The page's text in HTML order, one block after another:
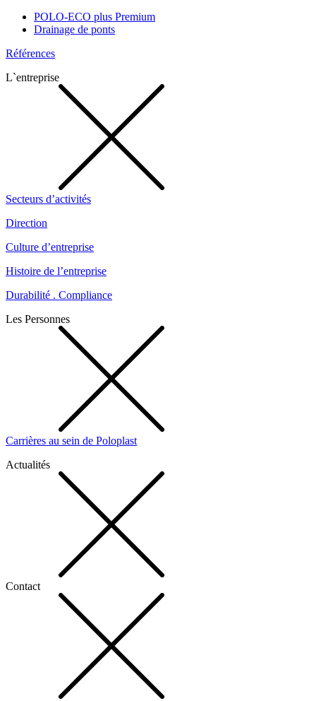
POLO-ECO plus Premium
Drainage de ponts
Références
L`entreprise
Secteurs d’activités
Direction
Culture d’entreprise
Histoire de l’entreprise
Durabilité . Compliance
Les Personnes
Carrières au sein de Poloplast
Actualités
Contact